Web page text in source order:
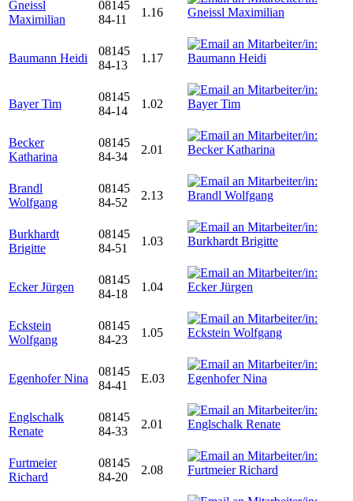
Gneissl
Maximilian
08145
84-11
1.16
Baumann Heidi
08145
84-13
1.17
Bayer Tim
08145
84-14
1.02
Becker
Katharina
08145
84-34
2.01
Brandl
Wolfgang
08145
84-52
2.13
Burkhardt
Brigitte
08145
84-51
1.03
Ecker Jürgen
08145
84-18
1.04
Eckstein
Wolfgang
08145
84-23
1.05
Egenhofer Nina
08145
84-41
E.03
Englschalk
Renate
08145
84-33
2.01
Furtmeier
Richard
08145
84-20
2.08